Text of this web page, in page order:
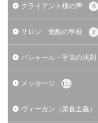
クライアント様の声 8
サロン 覚醒の学校 2
バシャール・宇宙の法則
メッセージ 115
ヴィーガン（菜食主義）